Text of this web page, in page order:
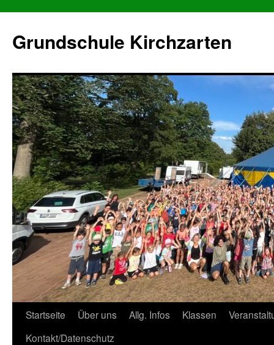
Grundschule Kirchzarten
Zum
Inhalt
Startseite Über uns Allg. Infos Klassen
Kontakt/Datenschutz